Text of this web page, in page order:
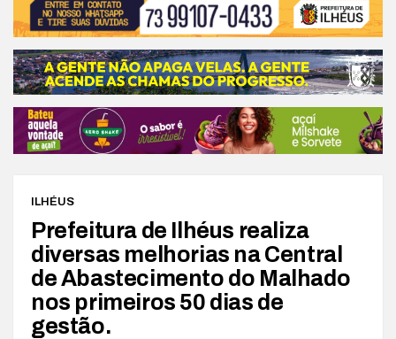
ILHÉUS
Prefeitura de Ilhéus realiza
diversas melhorias na Central
de Abastecimento do Malhado
nos primeiros 50 dias de
gestão.